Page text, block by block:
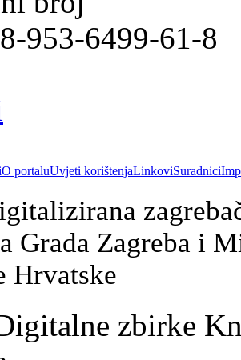
953-6499-61-8
O portaluUvjeti korištenjaLinkoviSuradnici
Grada Zagreba i
Hrvatske
zbirke